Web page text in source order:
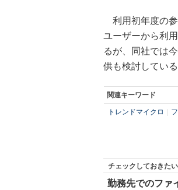
利用初年度の参
ユーザーから利
るが、同社では
供も検討している
関連キーワード
トレンドマイクロ
チェックしておきた
勤務先でのファ